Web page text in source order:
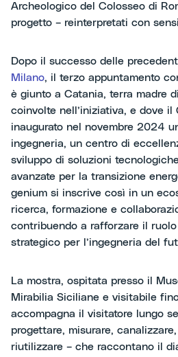
Archeologico del Colosseo di
progetto – reinterpretati con
Dopo il successo delle
Milano, il terzo appuntamento
è giunto a Catania, terra madre
coinvolte nell’iniziativa, e dove il
inaugurato nel novembre 2024
ingegneria, un centro di
sviluppo di soluzioni
avanzate per la transizione
genium si inscrive così in un
ricerca, formazione e
contribuendo a rafforzare il
strategico per l’ingegneria del
La mostra, ospitata presso il
Mirabilia Siciliane e visitabile
accompagna il visitatore lungo
progettare, misurare,
riutilizzare – che raccontano il